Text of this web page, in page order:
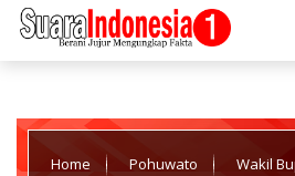
Home Pohuwato Wakil